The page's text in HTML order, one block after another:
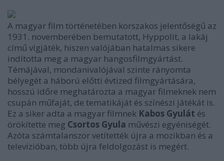
A magyar film történetében korszakos jelentőségű az
1931. novemberében bemutatott, Hyppolit, a lakáj
című vígjáték, hiszen valójában hatalmas sikere
indította meg a magyar hangosfilmgyártást.
Témájával, mondanivalójával szinte rányomta
bélyegét a háború előtti évtized filmgyártására,
hosszú időre meghatározta a magyar filmeknek nem
csupán műfaját, de tematikáját és színészi játékát is.
Ez a siker adta a magyar filmnek Kabos Gyulát és
örökítette meg Csortos Gyula művészi egyéniségét.
Azóta számtalanszor vetítették újra a mozikban és a
televízióban, több újra feldolgozást is megért.